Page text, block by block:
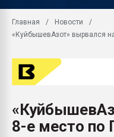
Главная
Новости
«КуйбышевАзот» вырвался
8-е место по